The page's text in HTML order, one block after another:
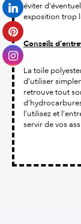
éviter
exposition trop
Conseils
La toile
d’utiliser
retrouve tout
l’utilisez et
servir de vos